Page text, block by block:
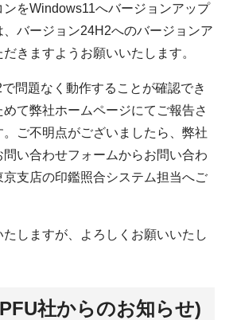
ンをWindows11へバージョンアップ
、バージョン24H2へのバージョンア
きますようお願いいたします。
問題なく動作することが確認でき
めて弊社ホームページにてご報告さ
ご不明点がございましたら、弊社
い合わせフォームからお問い合わ
支店の印鑑照合システム担当へご
たしますが、よろしくお願いいたし
社からのお知らせ)